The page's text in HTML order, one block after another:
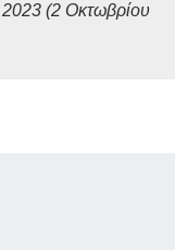
2023 (2 Οκτωβρίου